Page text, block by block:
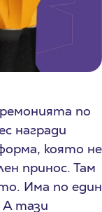
по
награди
която не
принос. Там
Има по един
А тази